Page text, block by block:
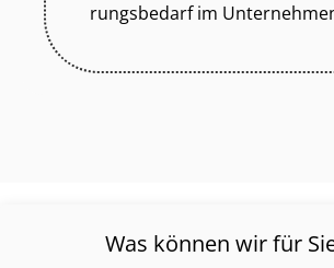
rungs­be­darf im
Was können wir für